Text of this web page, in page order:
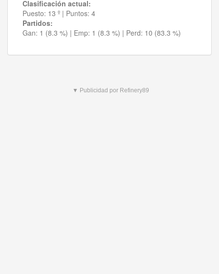
Clasificación actual:
Puesto: 13 º | Puntos: 4
Partidos:
Gan: 1 (8.3 %) | Emp: 1 (8.3 %) | Perd: 10 (83.3 %)
▼ Publicidad por Refinery89